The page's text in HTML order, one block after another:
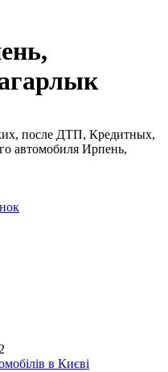
после ДТП, Кредитных,
автомобиля Ирпень,
в Києві